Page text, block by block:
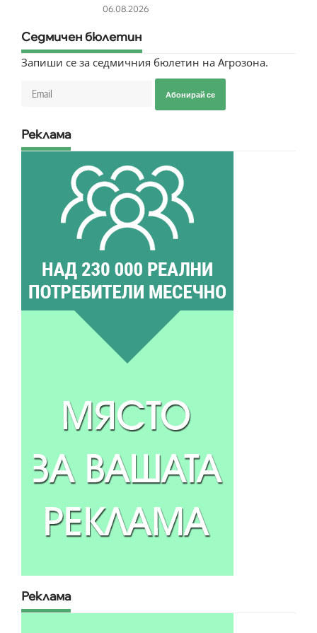
06.08.2026
Седмичен бюлетин
Запиши се за седмичния бюлетин на Агрозона.
Абонирай се
Реклама
Реклама